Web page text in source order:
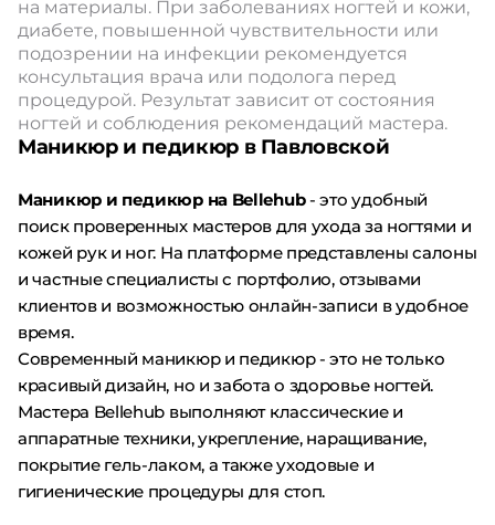
на материалы. При заболеваниях ногтей и кожи,
диабете, повышенной чувствительности или
подозрении на инфекции рекомендуется
консультация врача или подолога перед
процедурой. Результат зависит от состояния
ногтей и соблюдения рекомендаций мастера.
Маникюр и педикюр в Павловской
Маникюр и педикюр на Bellehub- это удобный
поиск проверенных мастеров для ухода за ногтями и
кожей рук и ног. На платформе представлены салоны
и частные специалисты с портфолио, отзывами
клиентов и возможностью онлайн-записи в удобное
время.
Современный маникюр и педикюр - это не только
красивый дизайн, но и забота о здоровье ногтей.
Мастера Bellehub выполняют классические и
аппаратные техники, укрепление, наращивание,
покрытие гель-лаком, а также уходовые и
гигиенические процедуры для стоп.